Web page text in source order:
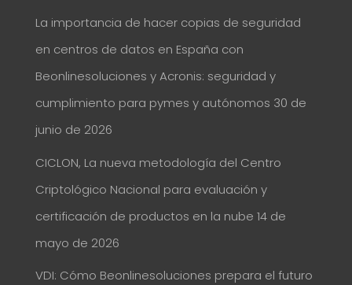
La importancia de hacer copias de seguridad
en centros de datos en España con
Beonlinesoluciones y Acronis: seguridad y
cumplimiento para pymes y autónomos 30 de
junio de 2026
CICLON, La nueva metodología del Centro
Criptológico Nacional para evaluación y
certificación de productos en la nube 14 de
mayo de 2026
VDI: Cómo Beonlinesoluciones prepara el futuro